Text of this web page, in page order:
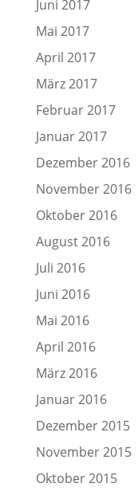
Juni 2017
Mai 2017
April 2017
März 2017
Februar 2017
Januar 2017
Dezember 2016
November 2016
Oktober 2016
August 2016
Juli 2016
Juni 2016
Mai 2016
April 2016
März 2016
Januar 2016
Dezember 2015
November 2015
Oktober 2015